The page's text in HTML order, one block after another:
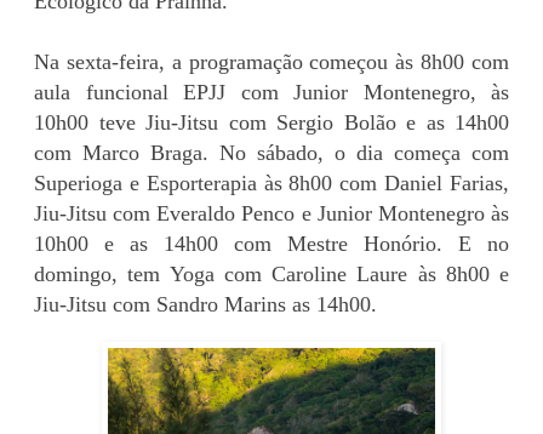
Na sexta-feira, a programação começou às 8h00 com
aula funcional EPJJ com Junior Montenegro, às
10h00 teve Jiu-Jitsu com Sergio Bolão e as 14h00
com Marco Braga. No sábado, o dia começa com
Superioga e Esporterapia às 8h00 com Daniel Farias,
Jiu-Jitsu com Everaldo Penco e Junior Montenegro às
10h00 e as 14h00 com Mestre Honório. E no
domingo, tem Yoga com Caroline Laure às 8h00 e
Jiu-Jitsu com Sandro Marins as 14h00.